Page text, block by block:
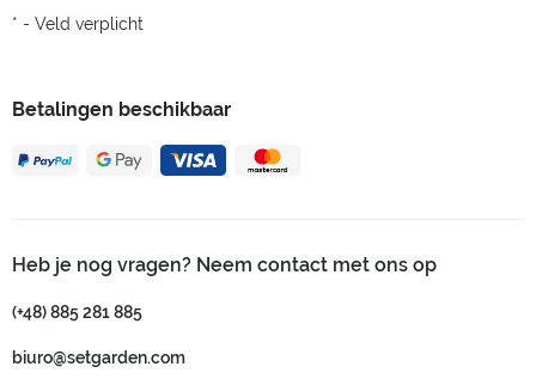
Betalingen beschikbaar
Heb je nog vragen? Neem contact met ons op
(+48) 885 281 885
biuro@setgarden.com
* - Veld verplicht